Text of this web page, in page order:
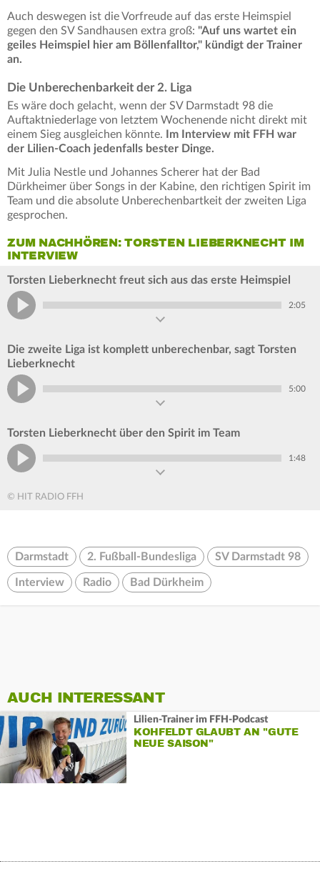
Auch deswegen ist die Vorfreude auf das erste Heimspiel
gegen den SV Sandhausen extra groß: "Auf uns wartet ein
geiles Heimspiel hier am Böllenfalltor," kündigt der Trainer
an.
Die Unberechenbarkeit der 2. Liga
Es wäre doch gelacht, wenn der SV Darmstadt 98 die
Auftaktniederlage von letztem Wochenende nicht direkt mit
einem Sieg ausgleichen könnte.
Im Interview mit FFH war
der Lilien-Coach jedenfalls bester Dinge.
Mit Julia Nestle und Johannes Scherer hat der Bad
Dürkheimer über Songs in der Kabine, den richtigen Spirit im
Team und die absolute Unberechenbartkeit der zweiten Liga
gesprochen.
ZUM NACHHÖREN: TORSTEN LIEBERKNECHT IM
INTERVIEW
Torsten Lieberknecht freut sich aus das erste Heimspiel
2:05
Die zweite Liga ist komplett unberechenbar, sagt Torsten
Lieberknecht
5:00
Torsten Lieberknecht über den Spirit im Team
1:48
© HIT RADIO FFH
Darmstadt 2. Fußball-Bundesliga SV Darmstadt 98
Interview Radio Bad Dürkheim
AUCH INTERESSANT
Lilien-Trainer im FFH-Podcast
KOHFELDT GLAUBT AN "GUTE
NEUE SAISON"